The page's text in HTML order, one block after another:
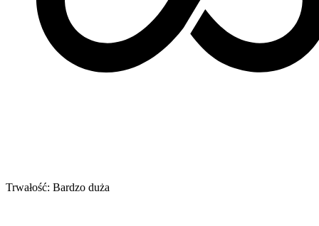
Trwałość: Bardzo duża